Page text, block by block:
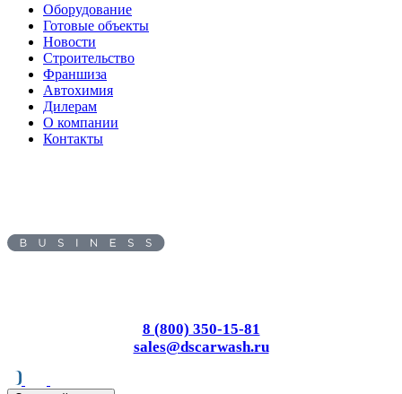
Оборудование
Готовые объекты
Новости
Строительство
Франшиза
Автохимия
Дилерам
О компании
Контакты
8 (800) 350-15-81
sales@dscarwash.ru